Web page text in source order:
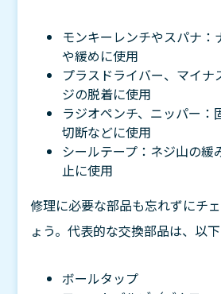
モンキーレンチやスパナ：
や緩めに使用
プラスドライバー、マイナ
ジの脱着に使用
ラジオペンチ、ニッパー：
切断などに使用
シールテープ：ネジ山の緩
止に使用
修理に必要な部品も忘れずにチ
ょう。代表的な交換部品は、以下
ボールタップ